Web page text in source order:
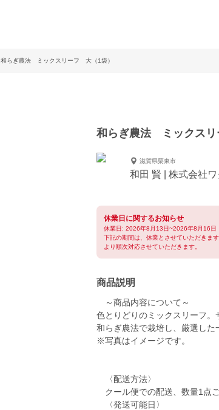
和らぎ農法 ミックスリーフ 大（1袋）
和らぎ農法 ミックスリ
滋賀県栗東市
和田 賢 | 株式会社ワ
休業日に関するお知らせ
休業日: 2026年8月13日~2026年8月16日
下記の期間は、休業とさせていただきま
より順次対応させていただきます。
商品説明
～商品内容について～
色とりどりのミックスリーフ。
和らぎ農法で栽培し、厳選した
※写真はイメージです。
〈配送方法〉
クール便での配送、数量1点
〈発送可能日〉